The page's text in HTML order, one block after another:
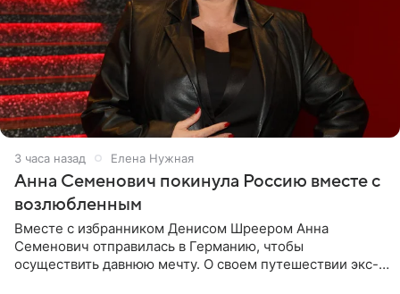
3 часа назад Елена Нужная
Анна Семенович покинула Россию вместе с
возлюбленным
Вместе с избранником Денисом Шреером Анна
Семенович отправилась в Германию, чтобы
осуществить давнюю мечту. О своем путешествии экс-